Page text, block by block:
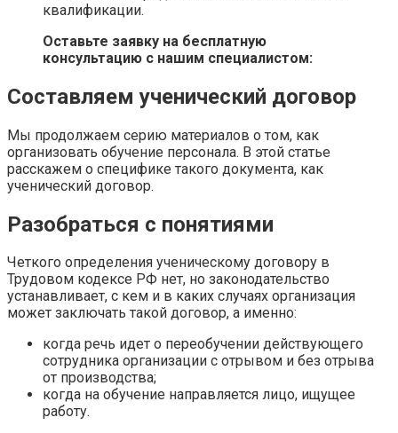
квалификации.
Оставьте заявку на бесплатную
консультацию с нашим специалистом:
Составляем ученический договор
Мы продолжаем серию материалов о том, как
организовать обучение персонала. В этой статье
расскажем о специфике такого документа, как
ученический договор.
Разобраться с понятиями
Четкого определения ученическому договору в
Трудовом кодексе РФ нет, но законодательство
устанавливает, с кем и в каких случаях организация
может заключать такой договор, а именно:
когда речь идет о переобучении действующего
сотрудника организации с отрывом и без отрыва
от производства;
когда на обучение направляется лицо, ищущее
работу.